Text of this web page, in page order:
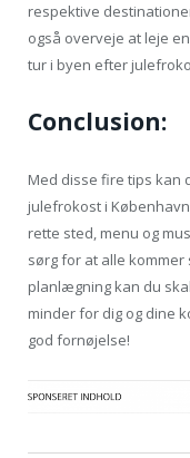
respektive
også overveje at leje
tur i byen efter
Conclusion:
Med disse fire tips
julefrokost i
rette sted, menu og
sørg for at alle
planlægning kan du
minder for dig og dine
god fornøjelse!